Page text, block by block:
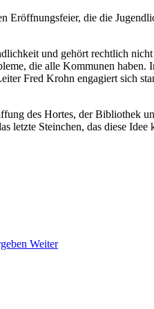
die die
und gehört rechtlich
die alle Kommunen haben.
Fred Krohn engagiert sich
des Hortes, der Bibliothek
letzte Steinchen, das diese Idee
Weiter